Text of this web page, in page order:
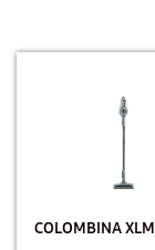
COLOMBINA